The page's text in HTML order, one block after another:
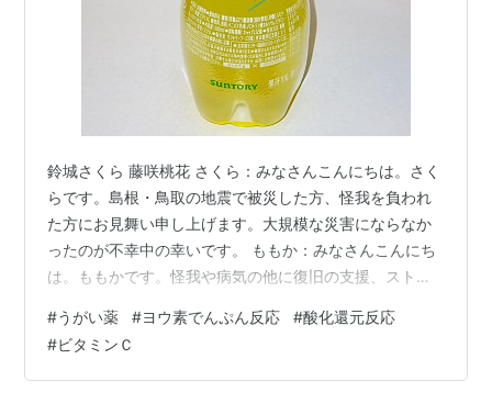
鈴城さくら 藤咲桃花 さくら：みなさんこんにちは。さく
らです。島根・鳥取の地震で被災した方、怪我を負われ
た方にお見舞い申し上げます。大規模な災害にならなか
ったのが不幸中の幸いです。 ももか：みなさんこんにち
は。ももかです。怪我や病気の他に復旧の支援、ストレ
前の与太話から。今回は島根・鳥取の応援も兼ねて名物
を挙げていこうと思います。かどまさんが思いつくもの
を挙げるので若干偏りがあるかもしれません。 ももか：
#うがい薬 #ヨウ素でんぷん反応 #酸化還元反応
#ビタミンＣ